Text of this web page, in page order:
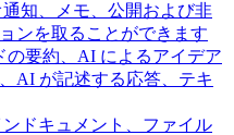
通知、メモ、公開および非
ンを取ることができます
の要約、AI によるアイデア
AI が記述する応答、テキ
ドキュメント、ファイル